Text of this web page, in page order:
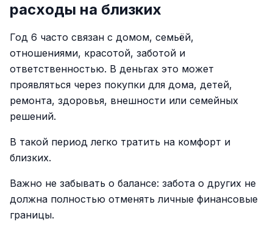
расходы на близких
Год 6 часто связан с домом, семьёй,
отношениями, красотой, заботой и
ответственностью. В деньгах это может
проявляться через покупки для дома, детей,
ремонта, здоровья, внешности или семейных
решений.
В такой период легко тратить на комфорт и
близких.
Важно не забывать о балансе: забота о других не
должна полностью отменять личные финансовые
границы.